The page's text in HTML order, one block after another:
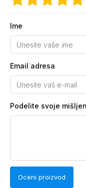
Ime
Email adresa
Podelite svoje
Oceni proizvod